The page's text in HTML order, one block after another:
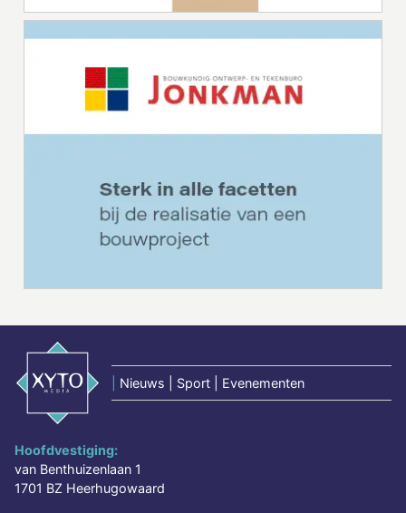
Nieuws | Sport | Evenementen
Hoofdvestiging:
van Benthuizenlaan 1
1701 BZ Heerhugowaard